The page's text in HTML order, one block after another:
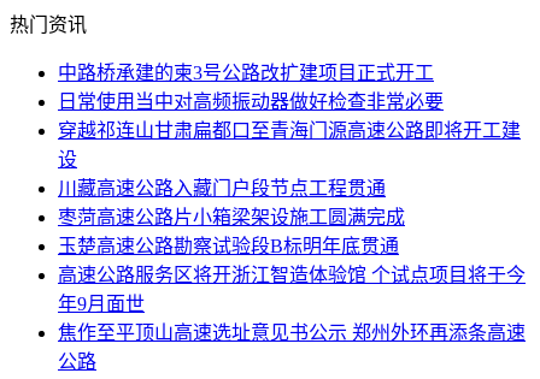
热门资讯
中路桥承建的柬3号公路改扩建项目正式开工
日常使用当中对高频振动器做好检查非常必要
穿越祁连山甘肃扁都口至青海门源高速公路即将开工建
设
川藏高速公路入藏门户段节点工程贯通
枣菏高速公路片小箱梁架设施工圆满完成
玉楚高速公路勘察试验段B标明年底贯通
高速公路服务区将开浙江智造体验馆 个试点项目将于今
年9月面世
焦作至平顶山高速选址意见书公示 郑州外环再添条高速
公路